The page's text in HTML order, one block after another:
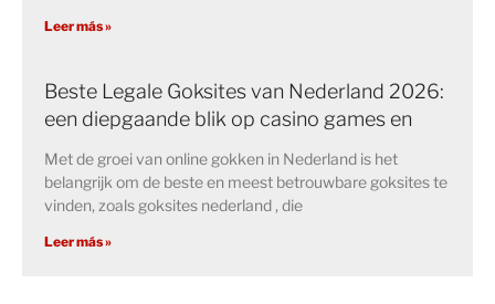
Leer más »
Beste Legale Goksites van Nederland 2026:
een diepgaande blik op casino games en
Met de groei van online gokken in Nederland is het
belangrijk om de beste en meest betrouwbare goksites te
vinden, zoals goksites nederland , die
Leer más »